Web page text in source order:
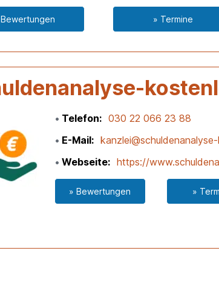
» Termine
Telefon
030 22 066 23 88
E-Mail
Webseite
https://
» Bewertungen »